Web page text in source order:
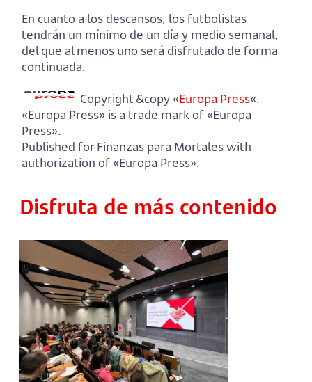
En cuanto a los descansos, los futbolistas
tendrán un mínimo de un día y medio semanal,
del que al menos uno será disfrutado de forma
continuada.
Copyright &copy «Europa Press«.
«Europa Press» is a trade mark of «Europa
Press».
Published for Finanzas para Mortales with
authorization of «Europa Press».
Disfruta de más contenido